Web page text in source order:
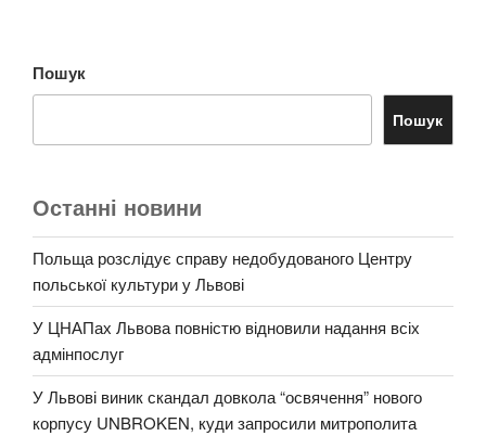
Пошук
Пошук
Останні новини
Польща розслідує справу недобудованого Центру
польської культури у Львові
У ЦНАПах Львова повністю відновили надання всіх
адмінпослуг
У Львові виник скандал довкола “освячення” нового
корпусу UNBROKEN, куди запросили митрополита